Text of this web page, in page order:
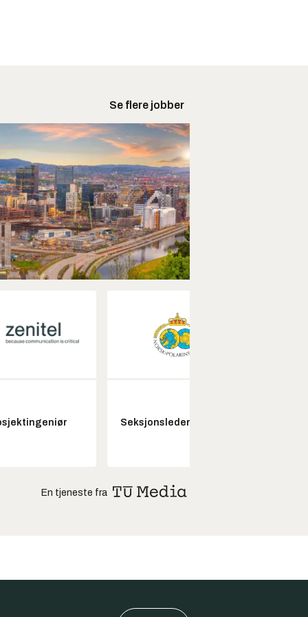
Se flere jobber
Seksjonsleder Nye Troll
En tjeneste fra